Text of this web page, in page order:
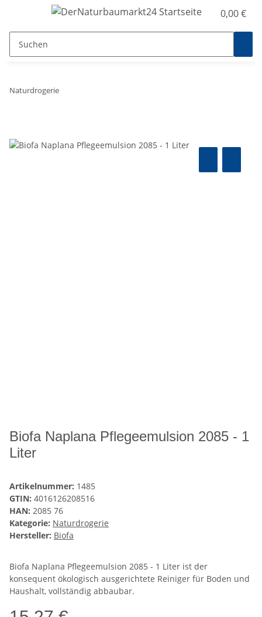
0,00 €
Naturdrogerie
Biofa Naplana Pflegeemulsion 2085 - 1
Liter
Artikelnummer: 1485
GTIN: 4016126208516
HAN: 2085 76
Kategorie: Naturdrogerie
Hersteller: Biofa
Biofa Naplana Pflegeemulsion 2085 - 1 Liter ist der
konsequent ökologisch ausgerichtete Reiniger für Boden und
Haushalt, vollständig abbaubar.